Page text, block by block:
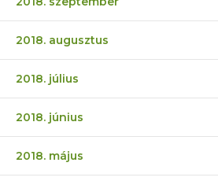
2018. augusztus
2018. július
2018. június
2018. május